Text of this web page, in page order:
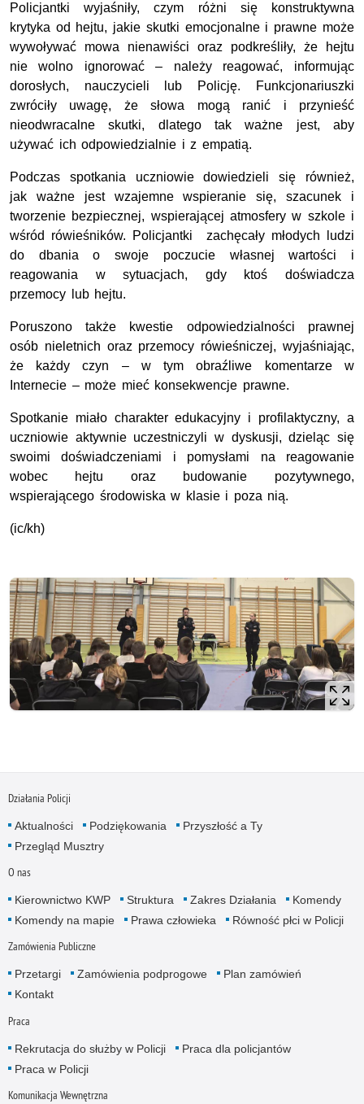
Policjantki wyjaśniły, czym różni się konstruktywna
krytyka od hejtu, jakie skutki emocjonalne i prawne może
wywoływać mowa nienawiści oraz podkreśliły, że hejtu
nie wolno ignorować – należy reagować, informując
dorosłych, nauczycieli lub Policję. Funkcjonariuszki
zwróciły uwagę, że słowa mogą ranić i przynieść
nieodwracalne skutki, dlatego tak ważne jest, aby
używać ich odpowiedzialnie i z empatią.
Podczas spotkania uczniowie dowiedzieli się również,
jak ważne jest wzajemne wspieranie się, szacunek i
tworzenie bezpiecznej, wspierającej atmosfery w szkole i
wśród rówieśników. Policjantki zachęcały młodych ludzi
do dbania o swoje poczucie własnej wartości i
reagowania w sytuacjach, gdy ktoś doświadcza
przemocy lub hejtu.
Poruszono także kwestie odpowiedzialności prawnej
osób nieletnich oraz przemocy rówieśniczej, wyjaśniając,
że każdy czyn – w tym obraźliwe komentarze w
Internecie – może mieć konsekwencje prawne.
Spotkanie miało charakter edukacyjny i profilaktyczny, a
uczniowie aktywnie uczestniczyli w dyskusji, dzieląc się
swoimi doświadczeniami i pomysłami na reagowanie
wobec hejtu oraz budowanie pozytywnego,
wspierającego środowiska w klasie i poza nią.
(ic/kh)
Działania Policji
Aktualności Podziękowania
Przyszłość a Ty
Przegląd Musztry
O nas
Kierownictwo KWP Struktura Zakres Działania
Komendy
Komendy na mapie
Prawa człowieka Równość płci w Policji
Zamówienia Publiczne
Przetargi Zamówienia podprogowe
Plan zamówień
Kontakt
Praca
Rekrutacja do służby w Policji
Praca dla policjantów
Praca w Policji
Komunikacja Wewnętrzna